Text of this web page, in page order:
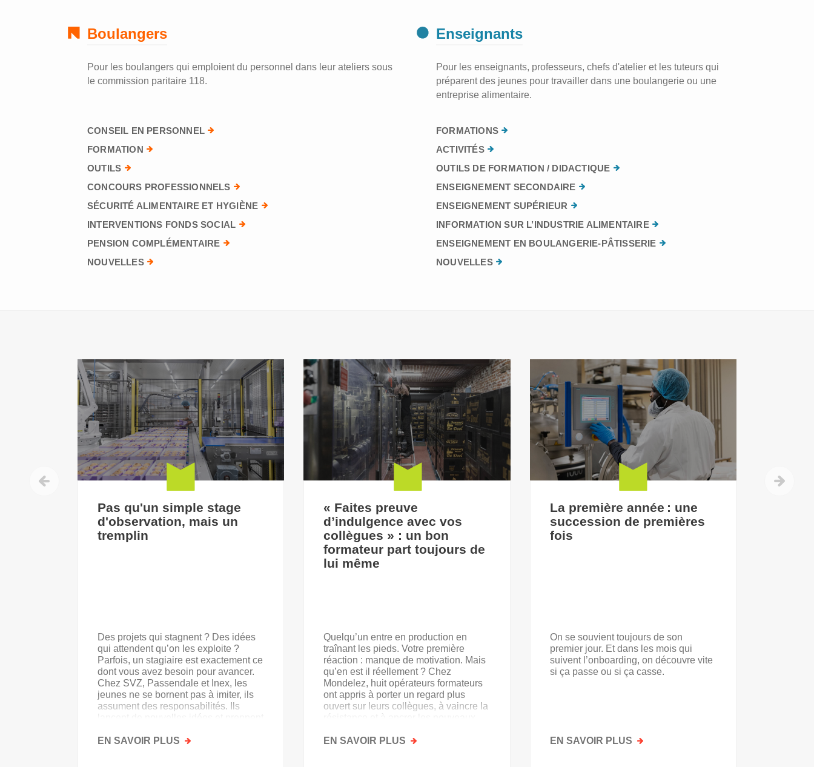
Boulangers
Pour les boulangers qui emploient du personnel dans leur ateliers sous
le commission paritaire 118.
CONSEIL EN PERSONNEL
FORMATION
OUTILS
CONCOURS PROFESSIONNELS
SÉCURITÉ ALIMENTAIRE ET HYGIÈNE
INTERVENTIONS FONDS SOCIAL
PENSION COMPLÉMENTAIRE
NOUVELLES
Enseignants
Pour les enseignants, professeurs, chefs d'atelier et les tuteurs qui
préparent des jeunes pour travailler dans une boulangerie ou une
entreprise alimentaire.
FORMATIONS
ACTIVITÉS
OUTILS DE FORMATION / DIDACTIQUE
ENSEIGNEMENT SECONDAIRE
ENSEIGNEMENT SUPÉRIEUR
INFORMATION SUR L’INDUSTRIE ALIMENTAIRE
ENSEIGNEMENT EN BOULANGERIE-PÂTISSERIE
NOUVELLES
Pas qu'un simple stage
d'observation, mais un
tremplin
Des projets qui stagnent ? Des idées
qui attendent qu’on les exploite ?
Parfois, un stagiaire est exactement ce
dont vous avez besoin pour avancer.
Chez SVZ, Passendale et Inex, les
jeunes ne se bornent pas à imiter, ils
assument des responsabilités. Ils
lancent de nouvelles idées et prennent
EN SAVOIR PLUS SUR
« Faites preuve
d’indulgence avec vos
collègues » : un bon
formateur part toujours de
lui même
Quelqu’un entre en production en
traînant les pieds. Votre première
réaction : manque de motivation. Mais
qu’en est il réellement ? Chez
Mondelez, huit opérateurs formateurs
ont appris à porter un regard plus
ouvert sur leurs collègues, à vaincre la
résistance et à ancrer les nouveaux
EN SAVOIR PLUS SUR
La première année : une
succession de premières
fois
On se souvient toujours de son
premier jour. Et dans les mois qui
suivent l’onboarding, on découvre vite
si ça passe ou si ça casse.
EN SAVOIR PLUS SUR